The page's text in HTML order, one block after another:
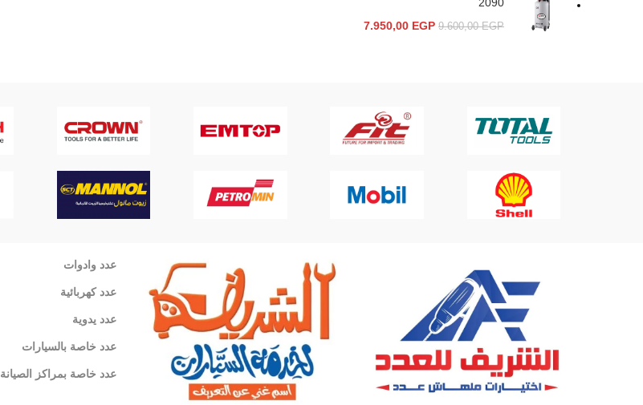
9.600,00EGP
7.950,00 EGP
عدد وادوات
عدد كهربائية
عدد يدوية
عدد خاصة بالسيارات
عدد خاصة بمراكز الصيانة